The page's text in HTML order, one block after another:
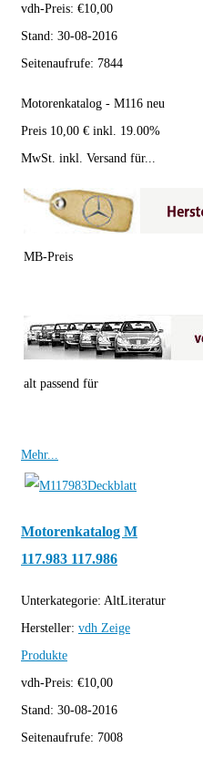
vdh-Preis: €10,00
Stand: 30-08-2016
Seitenaufrufe: 7844
Motorenkatalog - M116 neu
Preis 10,00 € inkl. 19.00%
MwSt. inkl. Versand für...
MB-Preis
alt passend für
Mehr...
Motorenkatalog M
117.983 117.986
Unterkategorie: AltLiteratur
Hersteller: vdh Zeige
Produkte
vdh-Preis: €10,00
Stand: 30-08-2016
Seitenaufrufe: 7008